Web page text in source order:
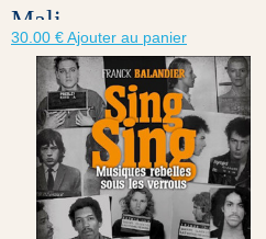
Mali
30.00 €Ajouter au panier